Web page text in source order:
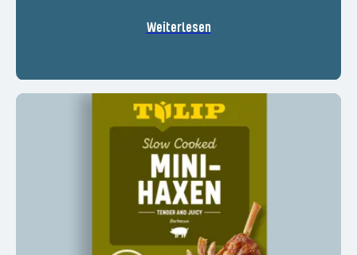
Weiterlesen